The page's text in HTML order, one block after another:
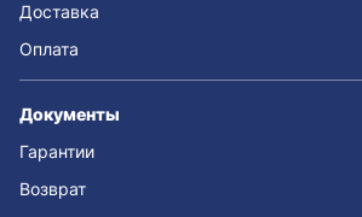
Доставка
Оплата
Документы
Гарантии
Возврат